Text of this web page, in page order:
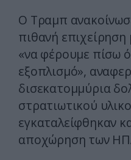
Ο Τραμπ
πιθανή
«να φέρουμε πίσω
εξοπλισμό»,
δισεκατομμύρια
στρατιωτικού
εγκαταλείφθηκαν
αποχώρηση των